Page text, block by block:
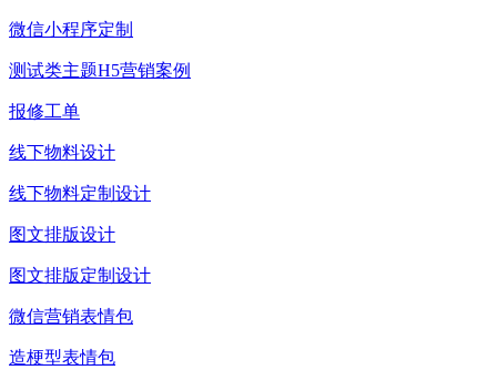
微信小程序定制
测试类主题H5营销案例
报修工单
线下物料设计
线下物料定制设计
图文排版设计
图文排版定制设计
微信营销表情包
造梗型表情包